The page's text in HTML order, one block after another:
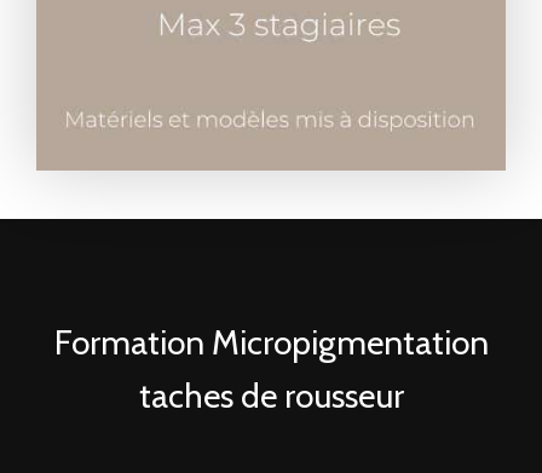
Formation Micropigmentation
taches de rousseur